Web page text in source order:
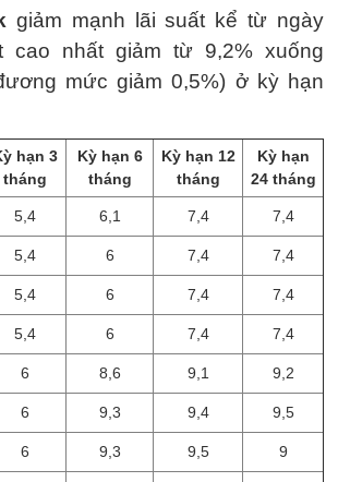
giảm mạnh lãi suất kể từ ngày
cao nhất giảm từ 9,2% xuống
mức giảm 0,5%) ở kỳ hạn
hạn 3
tháng
Kỳ hạn 6
tháng
Kỳ hạn 12
tháng
Kỳ hạn
24 tháng
5,4 6,1 7,4 7,4
5,4 6 7,4 7,4
5,4 6 7,4 7,4
5,4 6 7,4 7,4
6 8,6 9,1 9,2
6 9,3 9,4 9,5
6 9,3 9,5 9